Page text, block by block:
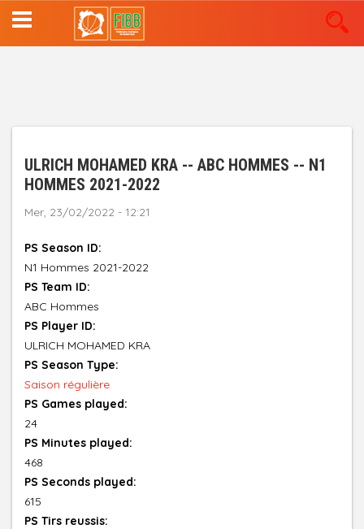
Aller
au
contenu
ULRICH MOHAMED KRA -- ABC HOMMES -- N1
HOMMES 2021-2022
Mer, 23/02/2022 - 12:21
PS Season ID:
N1 Hommes 2021-2022
PS Team ID:
ABC Hommes
PS Player ID:
ULRICH MOHAMED KRA
PS Season Type:
Saison régulière
PS Games played:
24
PS Minutes played:
468
PS Seconds played:
615
PS Tirs reussis: